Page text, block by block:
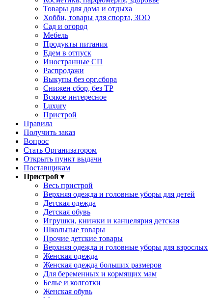
Товары для дома и отдыха
Хобби, товары для спорта, ЗОО
Сад и огород
Мебель
Продукты питания
Едем в отпуск
Иностранные СП
Распродажи
Выкупы без орг.сбора
Снижен сбор, без ТР
Всякое интересное
Luxury
Пристрой
Правила
Получить заказ
Вопрос
Стать Организатором
Открыть пункт выдачи
Поставщикам
Пристрой▼
Весь пристрой
Верхняя одежда и головные уборы для детей
Детская одежда
Детская обувь
Игрушки, книжки и канцелярия детская
Школьные товары
Прочие детские товары
Верхняя одежда и головные уборы для взрослых
Женская одежда
Женская одежда больших размеров
Для беременных и кормящих мам
Белье и колготки
Женская обувь